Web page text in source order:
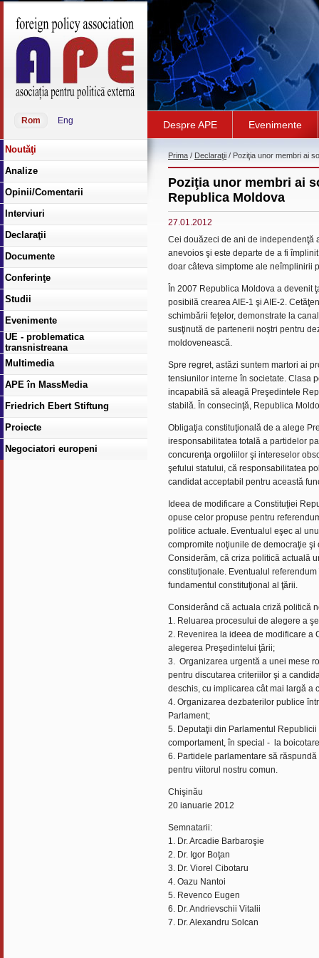
Rom Eng Despre APE Evenimente
Noutăţi
Analize
Opinii/Comentarii
Interviuri
Declaraţii
Documente
Conferinţe
Studii
Evenimente
UE - problematica
transnistreana
Multimedia
APE în MassMedia
Friedrich Ebert Stiftung
Proiecte
Negociatori europeni
Prima / Declaraţii / Poziţia unor membri ai
Poziţia unor membri ai
Republica Moldova
27.01.2012
Cei douăzeci de ani de independenţă
anevoios şi este departe de a fi
doar câteva simptome ale neîmplinirii
În 2007 Republica Moldova a devenit
posibilă crearea AIE-1 şi AIE-2.
schimbării feţelor, demonstrate la
susţinută de partenerii noştri pentru
moldovenească.
Spre regret, astăzi suntem martori ai
tensiunilor interne în societate. Clasa
incapabilă să aleagă Preşedintele
stabilă. În consecinţă, Republica
Obligaţia constituţională de a alege
iresponsabilitatea totală a partidelor
concurenţa orgoliilor şi intereselor
şefului statului, că responsabilitatea
candidat acceptabil pentru această
Ideea de modificare a Constituţiei
opuse celor propuse pentru
politice actuale. Eventualul eşec al
compromite noţiunile de democraţie
Considerăm, că criza politică actuală
constituţionale. Eventualul
fundamentul constituţional al ţării.
Considerând că actuala criză politică
1. Reluarea procesului de alegere a
2. Revenirea la ideea de modificare a
alegerea Preşedintelui ţării;
3. Organizarea urgentă a unei mese
pentru discutarea criteriilor şi a
deschis, cu implicarea cât mai largă a
4. Organizarea dezbaterilor publice
Parlament;
5. Deputaţii din Parlamentul
comportament, în special - la
6. Partidele parlamentare să
pentru viitorul nostru comun.
Chişinău
20 ianuarie 2012
Semnatarii:
1. Dr. Arcadie Barbaroşie
2. Dr. Igor Boţan
3. Dr. Viorel Cibotaru
4. Oazu Nantoi
5. Revenco Eugen
6. Dr. Andrievschii Vitalii
7. Dr. Alexandru Solcan